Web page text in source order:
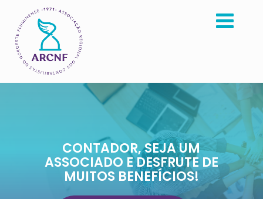
CONTADOR, SEJA UM
ASSOCIADO E DESFRUTE DE
MUITOS BENEFÍCIOS!